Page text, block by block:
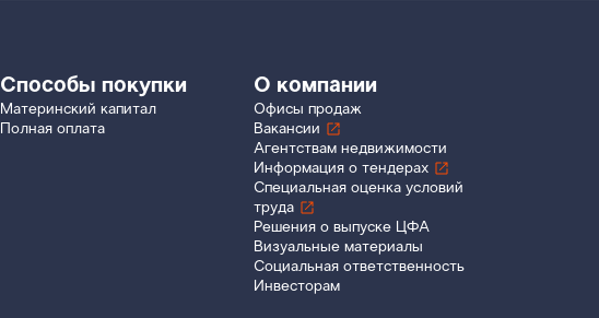
Способы покупки
Материнский капитал
Полная оплата
О компании
Офисы продаж
Вакансии
Агентствам недвижимости
Информация о тендерах
Специальная оценка условий
труда
Решения о выпуске ЦФА
Визуальные материалы
Социальная ответственность
Инвесторам